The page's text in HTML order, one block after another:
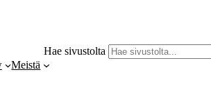
Hae sivustolta
Meistä